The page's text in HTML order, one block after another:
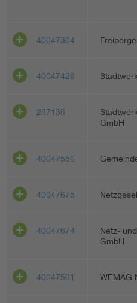
40047304
40047429
287138
GmbH
40047556
40047675
40047674
Netz-
GmbH
40047561 WEMAG